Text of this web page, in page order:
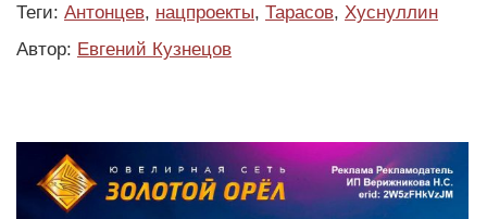
Теги: Антонцев, нацпроекты, Тарасов, Хуснуллин
Автор: Евгений Кузнецов